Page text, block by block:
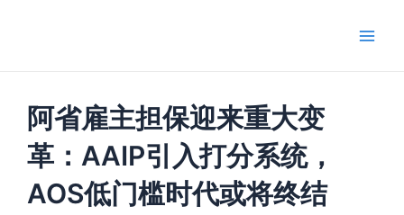
阿省雇主担保迎来重大变
革：AAIP引入打分系统，
AOS低门槛时代或将终结